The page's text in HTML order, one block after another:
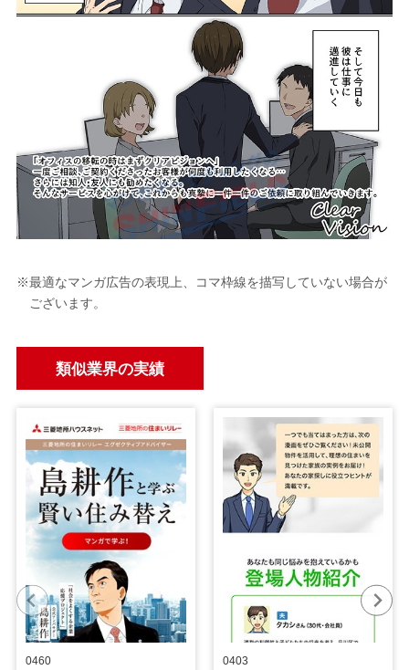
※最適なマンガ広告の表現上、コマ枠線を描写していない場合が
ございます。
類似業界の実績
0460
0403